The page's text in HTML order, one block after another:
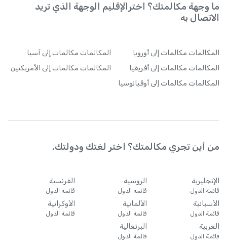
ما وجهة مكالمتك؟ اخترالإقليم الوجهة الذي تريد
الاتصال به
المكالمات مكالمات إلى أوروبا المكالمات مكالمات إلى آسيا
المكالمات مكالمات إلى أفريقيا المكالمات مكالمات إلى الأمريكتين
المكالمات مكالمات إلى أوقيانوسيا
من أين تجري مكالمتك؟ اختر لغتك ودولتك.
الإنجليزية
قائمة الدول
الروسية
قائمة الدول
الفرنسية
قائمة الدول
الأسبانية
قائمة الدول
الألمانية
قائمة الدول
الأوكرانية
قائمة الدول
العربية
قائمة الدول
البرتغالية
قائمة الدول